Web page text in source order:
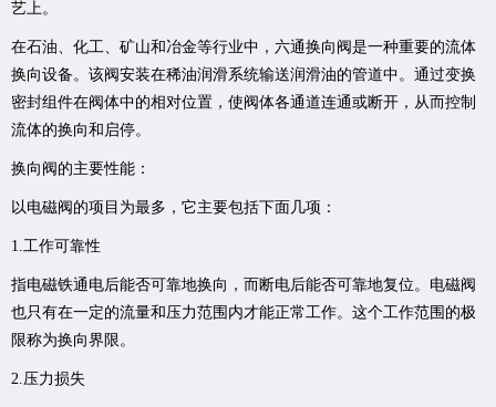
艺上。
在石油、化工、矿山和冶金等行业中，六通换向阀是一种重要的流体
换向设备。该阀安装在稀油润滑系统输送润滑油的管道中。通过变换
密封组件在阀体中的相对位置，使阀体各通道连通或断开，从而控制
流体的换向和启停。
换向阀的主要性能：
以电磁阀的项目为最多，它主要包括下面几项：
1.工作可靠性
指电磁铁通电后能否可靠地换向，而断电后能否可靠地复位。电磁阀
也只有在一定的流量和压力范围内才能正常工作。这个工作范围的极
限称为换向界限。
2.压力损失